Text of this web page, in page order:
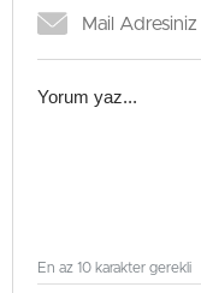
En az 10 karakter gerekli